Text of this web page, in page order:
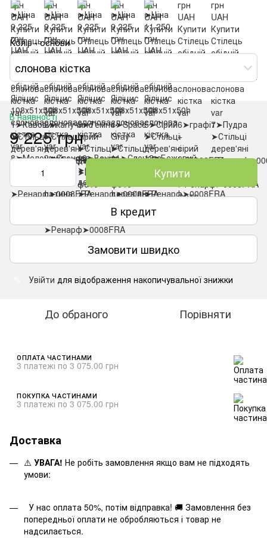
Колір - основи
слонова кістка
В наявності
9 225 грн
Купити
В кредит
Замовити швидко
Увійти для відображення накопичувальної знижки
До обраного Порівняти
ОПЛАТА ЧАСТИНАМИ
3 платежі по 3 075.00 грн
ПОКУПКА ЧАСТИНАМИ
3 платежі по 3 075.00 грн
Доставка
⚠️ УВАГА! Не робіть замовлення якщо вам не підходять
умови:
У нас оплата 50%, потім відправка! 🚚 Замовлення без
попередньої оплати не обробляються і товар не
надсилається.